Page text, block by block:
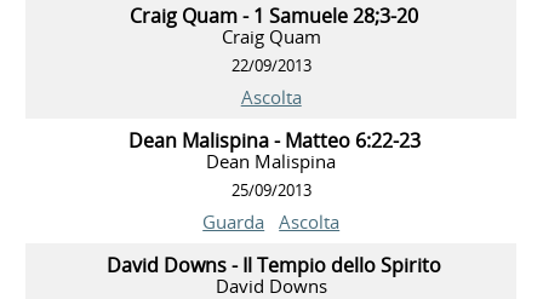
Craig Quam - 1 Samuele 28;3-20
Craig Quam
22/09/2013
Ascolta
Dean Malispina - Matteo 6:22-23
Dean Malispina
25/09/2013
Guarda Ascolta
David Downs - Il Tempio dello Spirito
David Downs